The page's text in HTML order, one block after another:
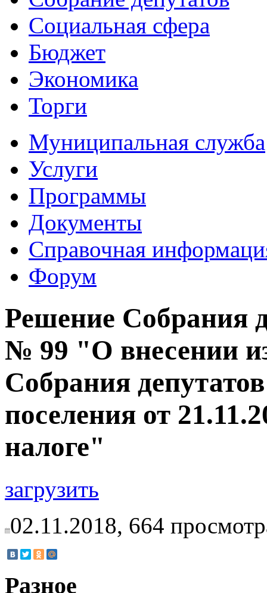
Социальная сфера
Бюджет
Экономика
Торги
Муниципальная служба
Услуги
Программы
Документы
Справочная
Форум
Решение Собрания
№ 99 "О внесении
Собрания
поселения от
налоге"
загрузить
02.11.2018, 664
Разное